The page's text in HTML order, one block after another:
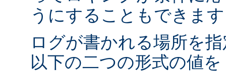
うにすることもできま
ログが書かれる場所を
以下の二つの形式の値